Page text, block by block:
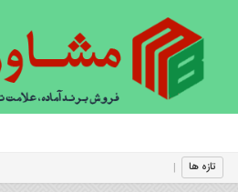
تازه ها را